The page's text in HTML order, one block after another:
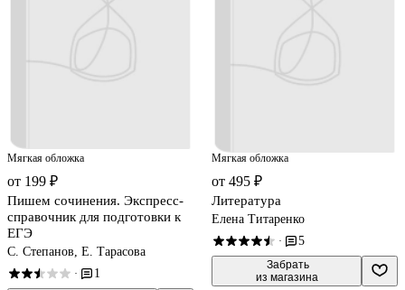
Мягкая обложка
от 199 ₽
Пишем сочинения. Экспресс-
справочник для подготовки к
ЕГЭ
С. Степанов, Е. Тарасова
· 1
Мягкая обложка
от 495 ₽
Литература
Елена Титаренко
· 5
Забрать
из магазина